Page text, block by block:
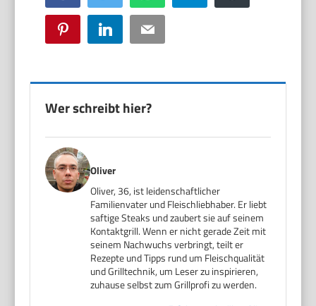
Pinterest LinkedIn Email
Wer schreibt hier?
Oliver
Oliver, 36, ist leidenschaftlicher
Familienvater und Fleischliebhaber. Er liebt
saftige Steaks und zaubert sie auf seinem
Kontaktgrill. Wenn er nicht gerade Zeit mit
seinem Nachwuchs verbringt, teilt er
Rezepte und Tipps rund um Fleischqualität
und Grilltechnik, um Leser zu inspirieren,
zuhause selbst zum Grillprofi zu werden.